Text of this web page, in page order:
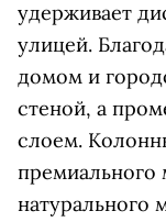
удерживает
улицей.
домом и
стеной, а
слоем.
премиального
натурального